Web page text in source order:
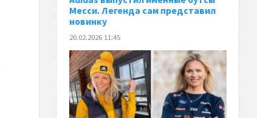
Месси. Легенда сам представил
новинку
20.02.2026 11:45